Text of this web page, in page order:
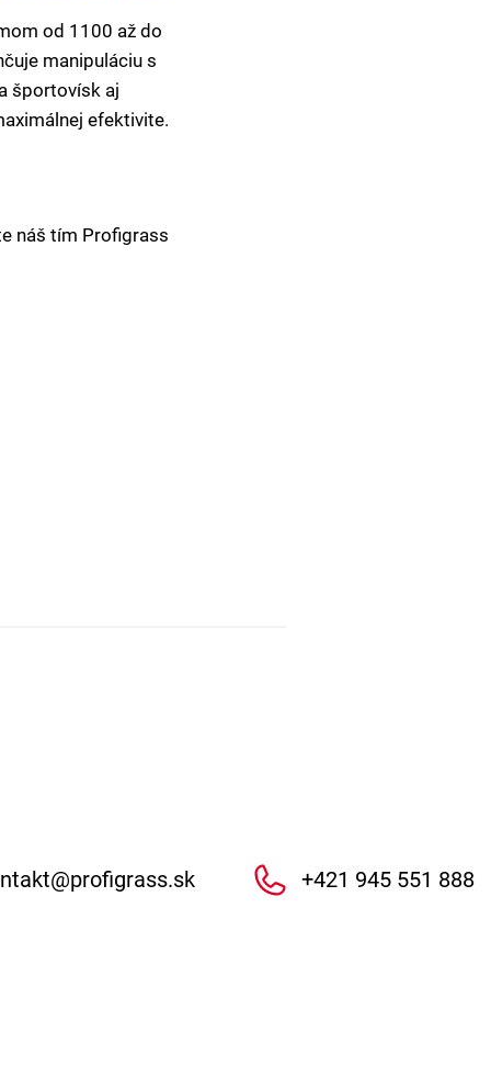
od 1100 až do
manipuláciu s
športovísk aj
efektivite.
náš tím Profigrass
@profigrass.sk +421 945 551 888